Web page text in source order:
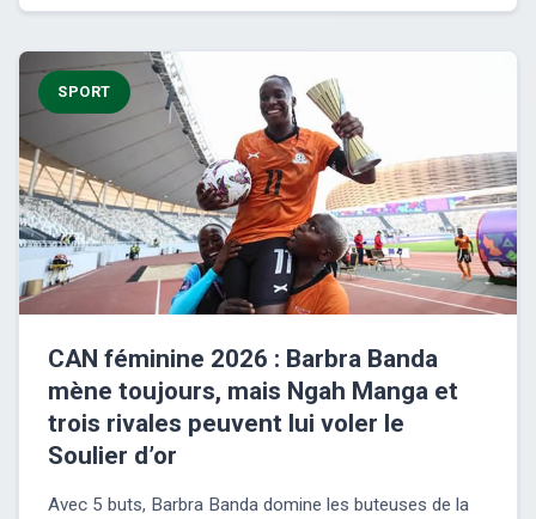
SPORT
CAN féminine 2026 : Barbra Banda
mène toujours, mais Ngah Manga et
trois rivales peuvent lui voler le
Soulier d’or
Avec 5 buts, Barbra Banda domine les buteuses de la